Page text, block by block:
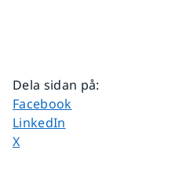
Dela sidan på:
Dela sidan på
Facebook
Dela sidan på
LinkedIn
Dela sidan på
X